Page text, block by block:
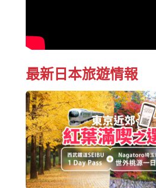
最新日本旅遊情報